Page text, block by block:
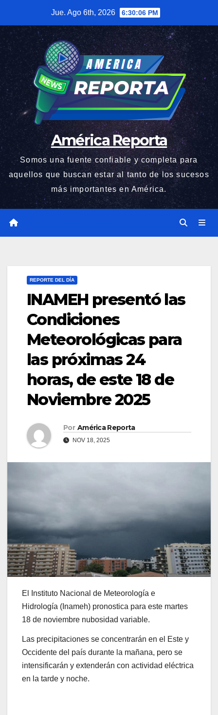
contenido
Jue. Ago 6th, 2026 6:30:07 PM
América Reporta
Somos una fuente confiable y completa para
aquellos que buscan estar al tanto de los sucesos
más importantes en América.
REPORTE DEL DÍA
INAMEH presentó las
Condiciones
Meteorológicas para
las próximas 24
horas, de este 18 de
Noviembre 2025
Por América Reporta
NOV 18, 2025
El Instituto Nacional de Meteorología e
Hidrología (Inameh) pronostica para este martes
18 de noviembre nubosidad variable.
Las precipitaciones se concentrarán en el Este y
Occidente del país durante la mañana, pero se
intensificarán y extenderán con actividad eléctrica
en la tarde y noche.